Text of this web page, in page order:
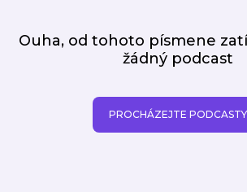
Ouha, od tohoto písmene
žádný podcast
PROCHÁZEJTE PODCASTY